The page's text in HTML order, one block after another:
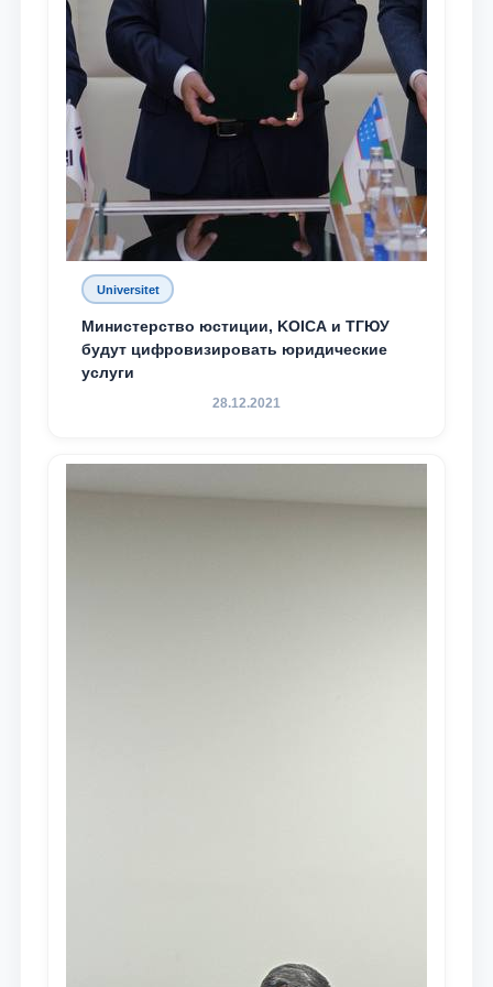
Universitet
Министерство юстиции, KOICA и ТГЮУ
будут цифровизировать юридические
услуги
28.12.2021